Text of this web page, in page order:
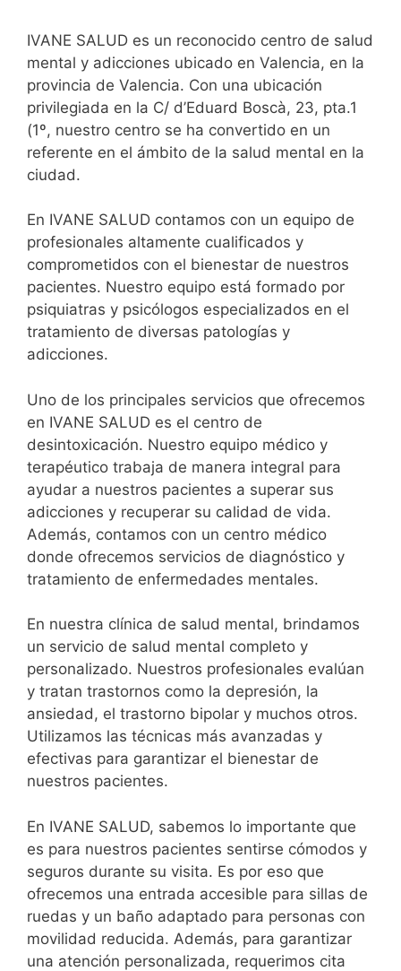
IVANE SALUD es un reconocido centro de salud
mental y adicciones ubicado en Valencia, en la
provincia de Valencia. Con una ubicación
privilegiada en la C/ d’Eduard Boscà, 23, pta.1
(1º, nuestro centro se ha convertido en un
referente en el ámbito de la salud mental en la
ciudad.
En IVANE SALUD contamos con un equipo de
profesionales altamente cualificados y
comprometidos con el bienestar de nuestros
pacientes. Nuestro equipo está formado por
psiquiatras y psicólogos especializados en el
tratamiento de diversas patologías y
adicciones.
Uno de los principales servicios que ofrecemos
en IVANE SALUD es el centro de
desintoxicación. Nuestro equipo médico y
terapéutico trabaja de manera integral para
ayudar a nuestros pacientes a superar sus
adicciones y recuperar su calidad de vida.
Además, contamos con un centro médico
donde ofrecemos servicios de diagnóstico y
tratamiento de enfermedades mentales.
En nuestra clínica de salud mental, brindamos
un servicio de salud mental completo y
personalizado. Nuestros profesionales evalúan
y tratan trastornos como la depresión, la
ansiedad, el trastorno bipolar y muchos otros.
Utilizamos las técnicas más avanzadas y
efectivas para garantizar el bienestar de
nuestros pacientes.
En IVANE SALUD, sabemos lo importante que
es para nuestros pacientes sentirse cómodos y
seguros durante su visita. Es por eso que
ofrecemos una entrada accesible para sillas de
ruedas y un baño adaptado para personas con
movilidad reducida. Además, para garantizar
una atención personalizada, requerimos cita